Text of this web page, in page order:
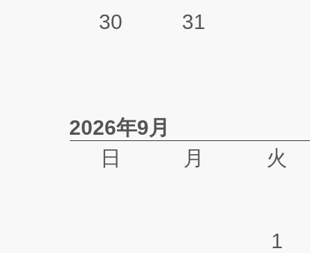
30 31
2026年9月
日
月 火
1